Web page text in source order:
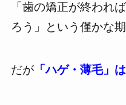
「歯の矯正が終われ
ろう」という僅かな
だが「ハゲ・薄毛」